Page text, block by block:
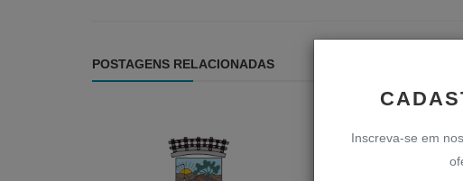
Inscreva-se em
POSTAGENS RELACIONADAS